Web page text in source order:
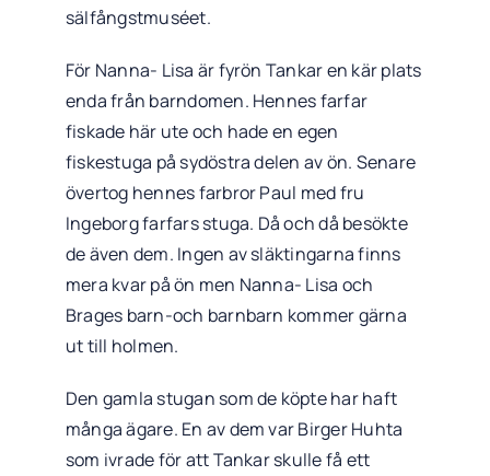
sälfångstmuséet.
För Nanna- Lisa är fyrön Tankar en kär plats
enda från barndomen. Hennes farfar
fiskade här ute och hade en egen
fiskestuga på sydöstra delen av ön. Senare
övertog hennes farbror Paul med fru
Ingeborg farfars stuga. Då och då besökte
de även dem. Ingen av släktingarna finns
mera kvar på ön men Nanna- Lisa och
Brages barn-och barnbarn kommer gärna
ut till holmen.
Den gamla stugan som de köpte har haft
många ägare. En av dem var Birger Huhta
som ivrade för att Tankar skulle få ett